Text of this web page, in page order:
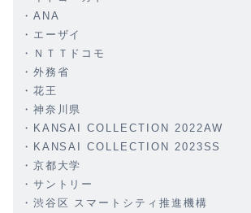
・ANA
・エーザイ
・ＮＴＴドコモ
・外務省
・花王
・神奈川県
・KANSAI COLLECTION 2022AW
・KANSAI COLLECTION 2023SS
・京都大学
・サントリー
・渋谷区 スマートシティ推進機構